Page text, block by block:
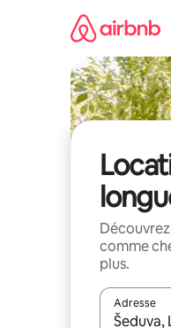
comme
plus.
Adresse
Lorsque